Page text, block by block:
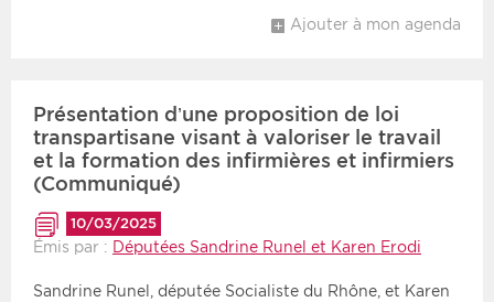
Ajouter à mon agenda
Présentation d’une proposition de loi
transpartisane visant à valoriser le travail
et la formation des infirmières et infirmiers
(Communiqué)
10/03/2025
Émis par : Députées Sandrine Runel et Karen Erodi
Sandrine Runel, députée Socialiste du Rhône, et Karen